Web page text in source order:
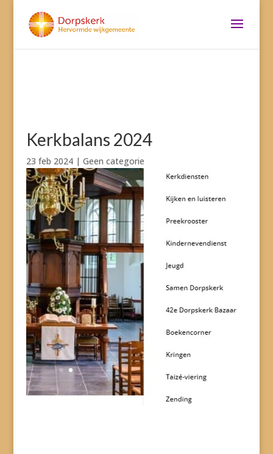
Kerkbalans 2024
23 feb 2024| Geen categorie